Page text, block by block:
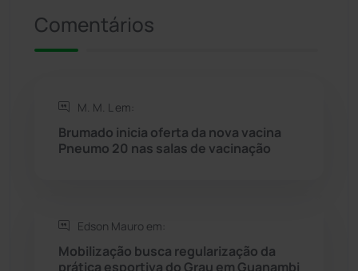
Rio de Contas
Rio do Pires
Sebastião Laranjeiras
Comentários
M. M. L em:
Brumado inicia oferta da nova vacina
Pneumo 20 nas salas de vacinação
Edson Mauro em:
Mobilização busca regularização da
prática esportiva do Grau em Guanambi